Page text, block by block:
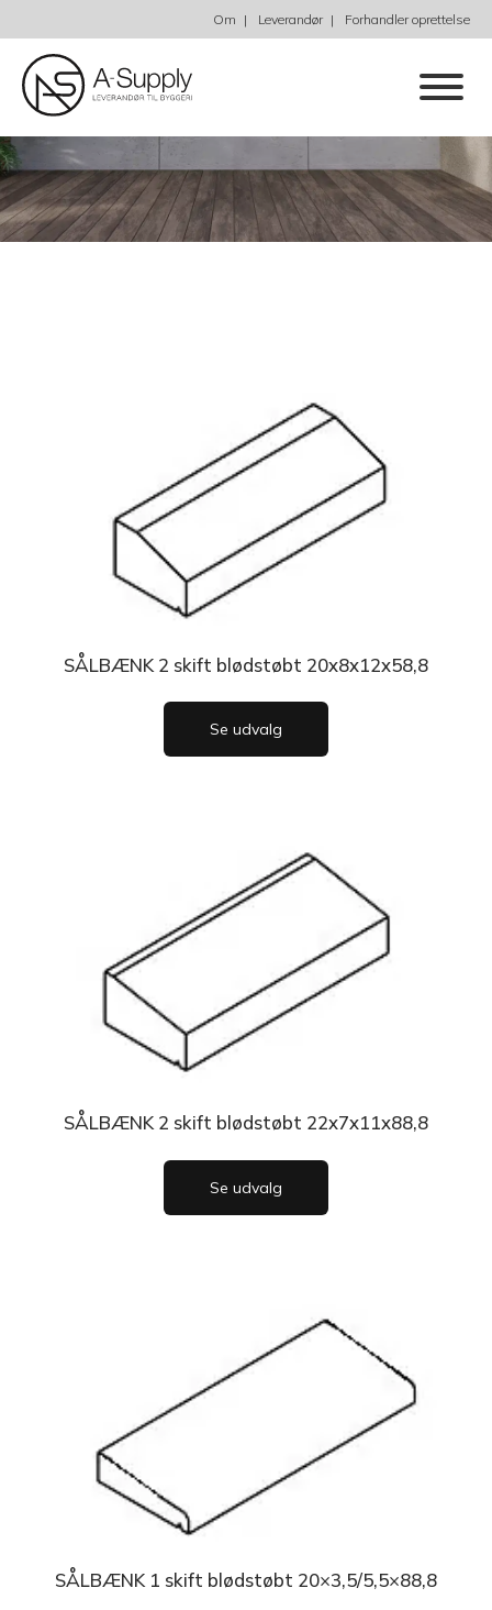
Om Leverandør Forhandler oprettelse
SÅLBÆNK 2 skift blødstøbt 20x8x12x58,8
Se udvalg
SÅLBÆNK 2 skift blødstøbt 22x7x11x88,8
Se udvalg
SÅLBÆNK 1 skift blødstøbt 20×3,5/5,5×88,8